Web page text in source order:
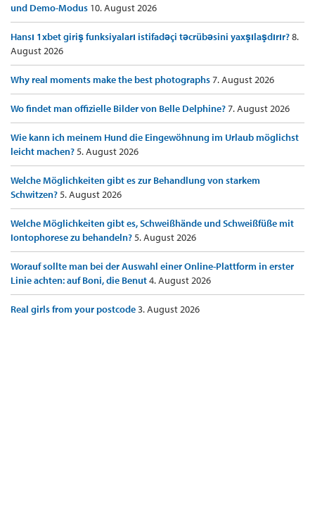
und Demo-Modus 10. August 2026
Hansı 1xbet giriş funksiyaları istifadəçi təcrübəsini yaxşılaşdırır?8.
August 2026
Why real moments make the best photographs7. August 2026
Wo findet man offizielle Bilder von Belle Delphine?7. August 2026
Wie kann ich meinem Hund die Eingewöhnung im Urlaub möglichst
leicht machen?5. August 2026
Welche Möglichkeiten gibt es zur Behandlung von starkem
Schwitzen?5. August 2026
Welche Möglichkeiten gibt es, Schweißhände und Schweißfüße mit
Iontophorese zu behandeln?5. August 2026
Worauf sollte man bei der Auswahl einer Online-Plattform in erster
Linie achten: auf Boni, die Benut4. August 2026
Real girls from your postcode3. August 2026